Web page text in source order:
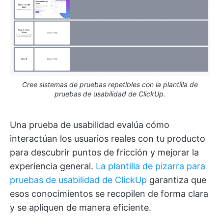
Cree sistemas de pruebas repetibles con la plantilla de
pruebas de usabilidad de ClickUp.
Una prueba de usabilidad evalúa cómo
interactúan los usuarios reales con tu producto
para descubrir puntos de fricción y mejorar la
experiencia general. La plantilla de pizarra para
pruebas de usabilidad de ClickUp garantiza que
esos conocimientos se recopilen de forma clara
y se apliquen de manera eficiente.